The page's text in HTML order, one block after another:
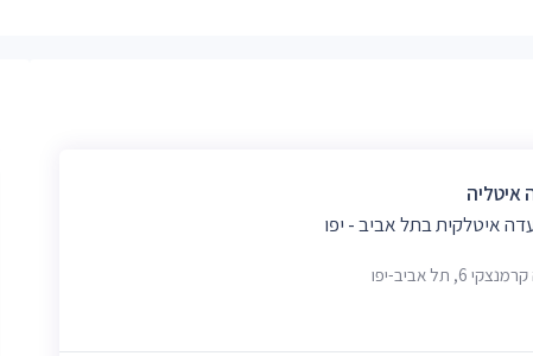
איטליה
איטלקית בתל אביב - יפו
6, תל אביב-יפו